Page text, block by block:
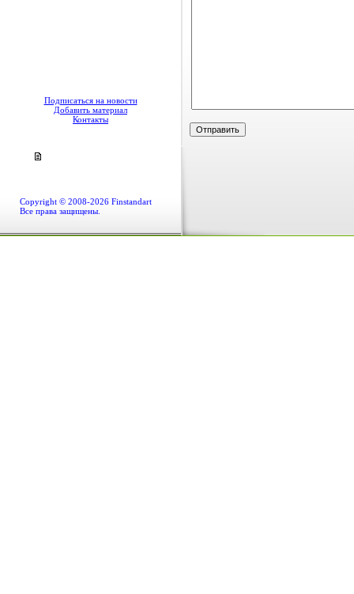
Подписаться на новости
Добавить материал
Контакты
Copyright © 2008-2026 Finstandart
Все права защищены.